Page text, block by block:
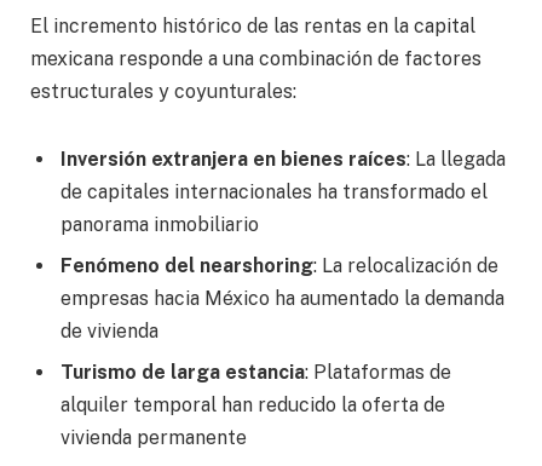
El incremento histórico de las rentas en la capital
mexicana responde a una combinación de factores
estructurales y coyunturales:
Inversión extranjera en bienes raíces: La llegada
de capitales internacionales ha transformado el
panorama inmobiliario
Fenómeno del nearshoring: La relocalización de
empresas hacia México ha aumentado la demanda
de vivienda
Turismo de larga estancia: Plataformas de
alquiler temporal han reducido la oferta de
vivienda permanente